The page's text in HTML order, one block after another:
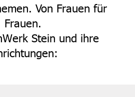
Von Frauen für
Frauen.
Stein und ihre